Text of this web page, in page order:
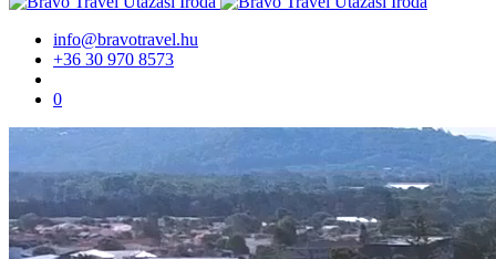
info@bravotravel.hu
+36 30 970 8573
0